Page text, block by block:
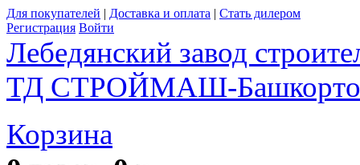
Для покупателей | Доставка и оплата | Стать дилером
Регистрация Войти
Лебедянский завод
ТД СТРОЙМАШ-
Корзина